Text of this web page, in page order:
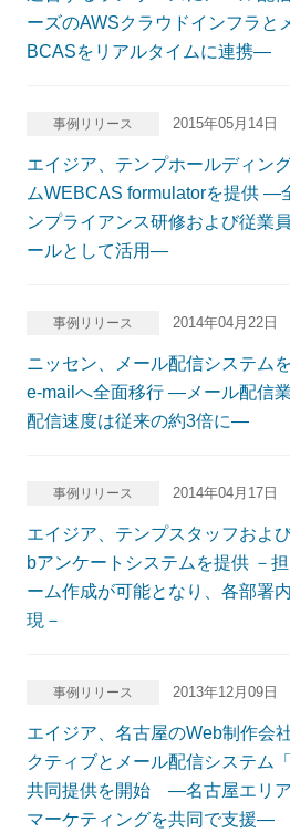
ーズのAWSクラウドインフラと
BCASをリアルタイムに連携―
事例リリース 2015年05月14日
エイジア、テンプホールディン
ムWEBCAS formulatorを提供 ―
ンプライアンス研修および従業
ールとして活用―
事例リリース 2014年04月22日
ニッセン、メール配信システム
e-mailへ全面移行 ―メール配信
配信速度は従来の約3倍に―
事例リリース 2014年04月17日
エイジア、テンプスタッフおよ
bアンケートシステムを提供 －
ーム作成が可能となり、各部署
現－
事例リリース 2013年12月09日
エイジア、名古屋のWeb制作会
クティブとメール配信システム
共同提供を開始 ―名古屋エリ
マーケティングを共同で支援―